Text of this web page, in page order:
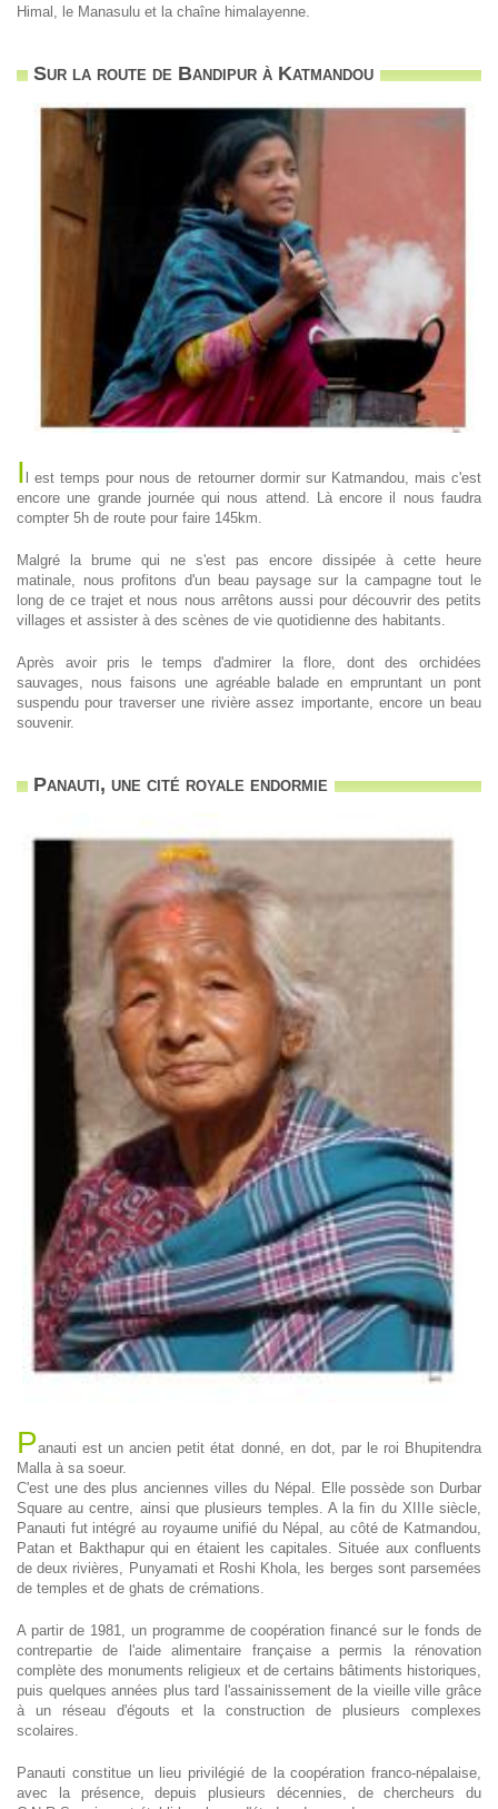
Himal, le Manasulu et la chaîne himalayenne.
Sur la route de Bandipur à Katmandou
I
l est temps pour nous de retourner dormir sur Katmandou, mais c'est
encore une grande journée qui nous attend. Là encore il nous faudra
compter 5h de route pour faire 145km.
Malgré la brume qui ne s'est pas encore dissipée à cette heure
matinale, nous profitons d'un beau paysage sur la campagne tout le
long de ce trajet et nous nous arrêtons aussi pour découvrir des petits
villages et assister à des scènes de vie quotidienne des habitants.
Après avoir pris le temps d'admirer la flore, dont des orchidées
sauvages, nous faisons une agréable balade en empruntant un pont
suspendu pour traverser une rivière assez importante, encore un beau
souvenir.
Panauti, une cité royale endormie
Panauti est un ancien petit état donné, en dot, par le roi Bhupitendra
Malla à sa soeur.
C'est une des plus anciennes villes du Népal. Elle possède son Durbar
Square au centre, ainsi que plusieurs temples. A la fin du XIIIe siècle,
Panauti fut intégré au royaume unifié du Népal, au côté de Katmandou,
Patan et Bakthapur qui en étaient les capitales. Située aux confluents
de deux rivières, Punyamati et Roshi Khola, les berges sont parsemées
de temples et de ghats de crémations.
A partir de 1981, un programme de coopération financé sur le fonds de
contrepartie de l'aide alimentaire française a permis la rénovation
complète des monuments religieux et de certains bâtiments historiques,
puis quelques années plus tard l'assainissement de la vieille ville grâce
à un réseau d'égouts et la construction de plusieurs complexes
scolaires.
Panauti constitue un lieu privilégié de la coopération franco-népalaise,
avec la présence, depuis plusieurs décennies, de chercheurs du